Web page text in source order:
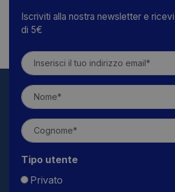
Iscriviti alla nostra newsletter e
di 5€
Tipo utente
Privato